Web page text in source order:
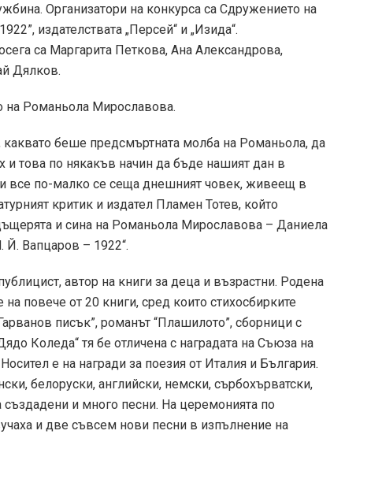
Организатори на конкурса са Сдружението на
издателствата „Персей“ и „Изида“.
са Маргарита Петкова, Ана Александрова,
Дялков.
на Романьола Мирославова.
беше предсмъртната молба на Романьола, да
това по някакъв начин да бъде нашият дан в
все по-малко се сеща днешният човек, живеещ в
критик и издател Пламен Тотев, който
и сина на Романьола Мирославова – Даниела
Вапцаров – 1922“.
автор на книги за деца и възрастни. Родена
повече от 20 книги, сред които стихосбирките
писък”, романът “Плашилото”, сборници с
Коледа“ тя бе отличена с наградата на Съюза на
е на награди за поезия от Италия и България.
белоруски, английски, немски, сърбохърватски,
създадени и много песни. На церемонията по
и две съвсем нови песни в изпълнение на